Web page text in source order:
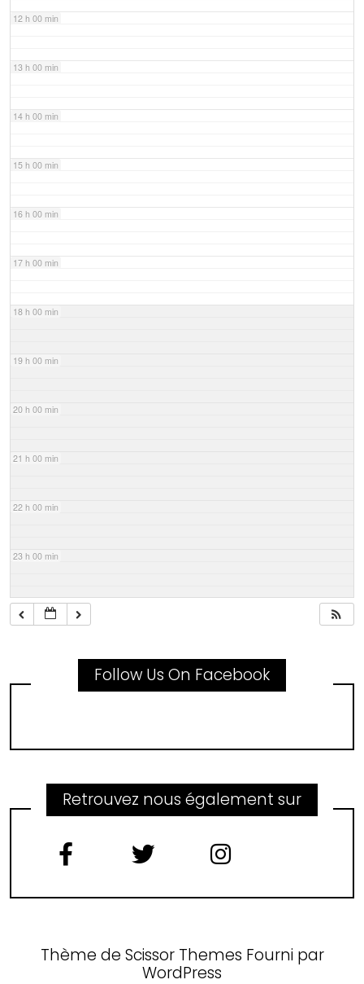
12 h 00 min
13 h 00 min
14 h 00 min
15 h 00 min
16 h 00 min
17 h 00 min
18 h 00 min
19 h 00 min
20 h 00 min
21 h 00 min
22 h 00 min
23 h 00 min
Follow Us On Facebook
Retrouvez nous également sur
Thème de Scissor Themes Fourni par
WordPress